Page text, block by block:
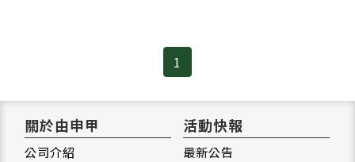
1
關於由申甲
公司介紹
活動快報
最新公告